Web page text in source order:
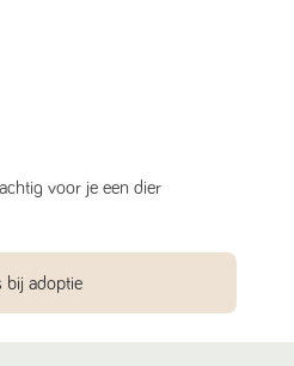
voor je een dier
bij adoptie